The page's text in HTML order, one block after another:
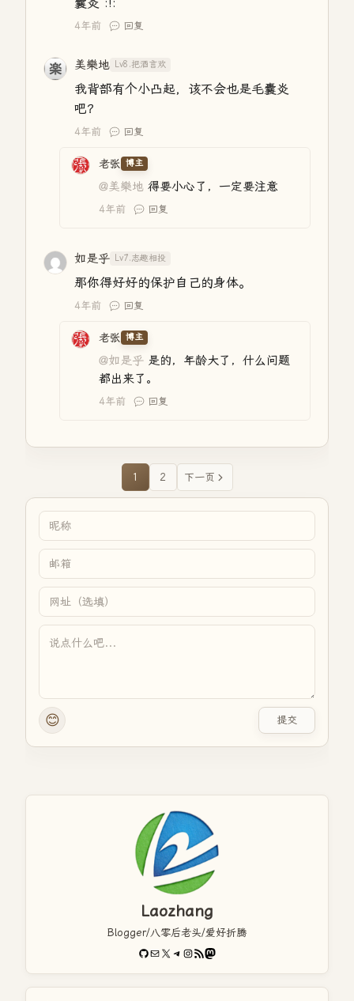
4年前 回复
美樂地 Lv8.把酒言欢
我背部有个小凸起，该不会也是毛囊炎
吧？
4年前 回复
老张 博主
@美樂地 得要小心了，一定要注意
4年前 回复
如是乎 Lv7.志趣相投
那你得好好的保护自己的身体。
4年前 回复
老张 博主
@如是乎 是的，年龄大了，什么问题
都出来了。
4年前 回复
1 2 下一页
😊 提交
Laozhang
Blogger/八零后老头/爱好折腾
GitHub
电子邮件X Telegram
Instagram
RSS FeedMastodon